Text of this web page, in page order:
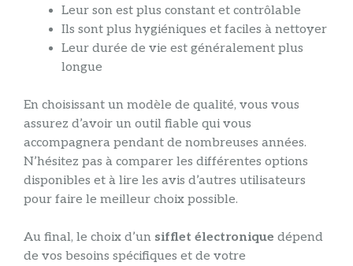
Leur son est plus constant et contrôlable
Ils sont plus hygiéniques et faciles à nettoyer
Leur durée de vie est généralement plus
longue
En choisissant un modèle de qualité, vous vous
assurez d’avoir un outil fiable qui vous
accompagnera pendant de nombreuses années.
N’hésitez pas à comparer les différentes options
disponibles et à lire les avis d’autres utilisateurs
pour faire le meilleur choix possible.
Au final, le choix d’un sifflet électronique dépend
de vos besoins spécifiques et de votre